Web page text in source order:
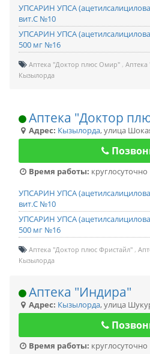
УПСАРИН УПСА
вит.С №10
УПСАРИН УПСА
500 мг №16
Аптека "Доктор плюс Омир"
Кызылорда
Аптека "Доктор
Адрес: Кызылорда,улица
Время работы: круглосуточно
УПСАРИН УПСА
вит.С №10
УПСАРИН УПСА
500 мг №16
Аптека "Доктор плюс Фристайл"
Кызылорда
Аптека "Индира"
Адрес: Кызылорда,улица
Время работы: круглосуточно